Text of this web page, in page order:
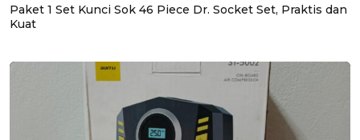
Paket 1 Set Kunci Sok 46 Piece Dr. Socket Set, Praktis dan
Kuat